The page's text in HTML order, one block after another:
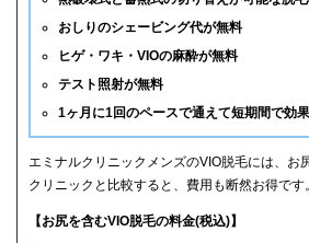
おしりのシェービング代が無料
ヒゲ・ワキ・VIOの麻酔が無料
テスト照射が無料
1ヶ月に1回のペースで通えて短期間で効
エミナルクリニックメンズのVIO脱毛には、お
クリニックと比較すると、費用も断然お得です。
【お尻を含むVIO脱毛の料金(税込)】